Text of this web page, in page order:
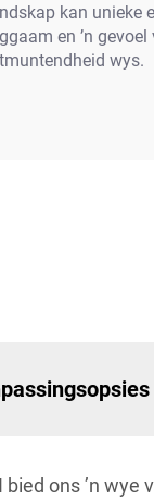
kan unieke
en ’n
wys.
bied ons ’n